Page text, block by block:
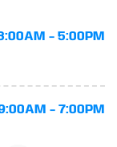
- 5:00PM
- 7:00PM